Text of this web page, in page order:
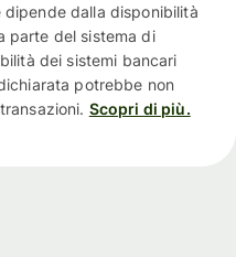
dalla disponibilità
parte del sistema di
dei sistemi bancari
potrebbe non
Scopri di più.